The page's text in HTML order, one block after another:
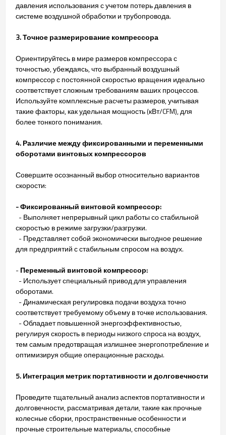
давления использования с учетом потерь давления в
системе воздушной обработки и трубопровода.
3. Точное размерирование компрессора
Ориентируйтесь в мире размеров компрессора с
точностью, убеждаясь, что выбранный воздушный
компрессор с постоянной скоростью вращения идеально
соответствует сложным требованиям ваших процессов.
Используйте комплексные расчеты размеров, учитывая
такие факторы, как удельная мощность (кВт/CFM), для
более тонкого понимания.
4. Различие между фиксированными и переменными
оборотами винтовых компрессоров
Совершите осознанный выбор относительно вариантов
скорости:
- Фиксированный винтовой компрессор:
- Выполняет непрерывный цикл работы со стабильной
скоростью в режиме загрузки/разгрузки.
- Представляет собой экономически выгодное решение
для предприятий с стабильным спросом на воздух.
-Переменный винтовой компрессор:
- Использует специальный привод для управления
оборотами.
- Динамическая регулировка подачи воздуха точно
соответствует требуемому объему в точке использования.
- Обладает повышенной энергоэффективностью,
регулируя скорость в периоды низкого спроса на воздух,
тем самым предотвращая излишнее энергопотребление и
оптимизируя общие операционные расходы.
5. Интеграция метрик портативности и долговечности
Проведите тщательный анализ аспектов портативности и
долговечности, рассматривая детали, такие как прочные
колесные сборки, пространственные особенности и
прочные строительные материалы, способные